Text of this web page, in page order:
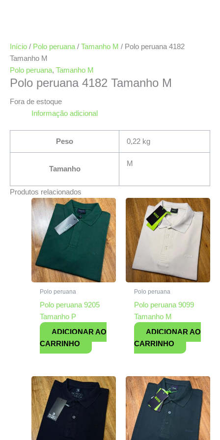
Início / Polo peruana / Tamanho M / Polo peruana 4182
Tamanho M
Polo peruana, Tamanho M
Polo peruana 4182 Tamanho M
Fora de estoque
Informação adicional
Peso 0,22 kg
Tamanho
M
Produtos relacionados
Polo peruana
Polo peruana 9205
Tamanho P
ADICIONAR AO
CARRINHO
Polo peruana
Polo peruana 9099
Tamanho M
ADICIONAR AO
CARRINHO